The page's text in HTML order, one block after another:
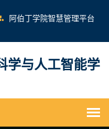
阿伯丁学院智慧管理平台
学与人工智能学